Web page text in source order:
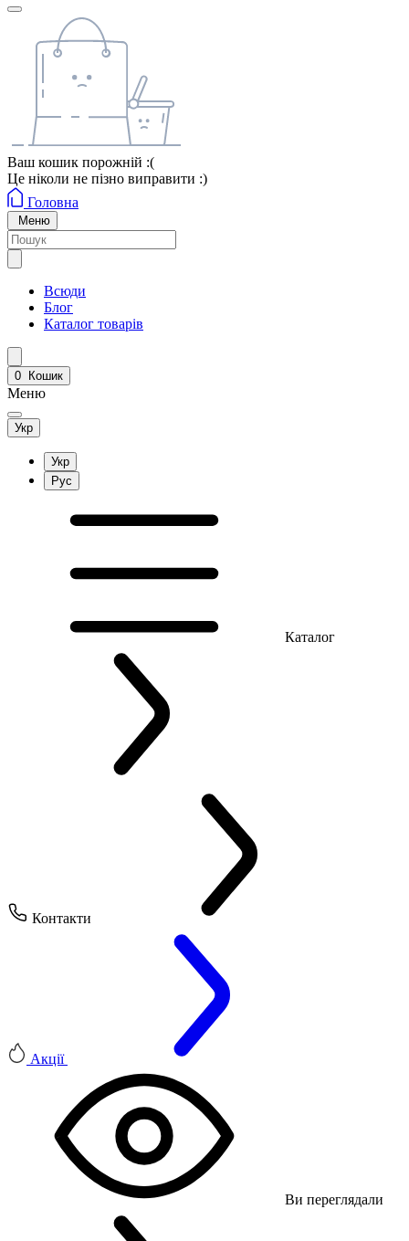
Ваш кошик порожній :(
Це ніколи не пізно виправити :)
Головна
Меню
Всюди
Блог
Каталог товарів
0 Кошик
Меню
Укр
Укр
Рус
Каталог
Контакти
Акції
Ви переглядали